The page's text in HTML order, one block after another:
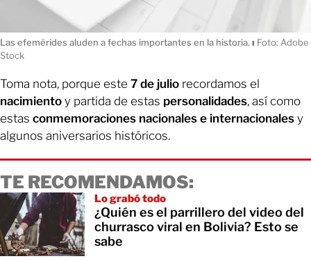
Las efemérides aluden a fechas importantes en la historia. ı Foto: Adobe
Stock
Toma nota, porque este 7 de julio recordamos el
nacimiento y partida de estas personalidades, así como
estas conmemoraciones nacionales e internacionales y
algunos aniversarios históricos.
TE RECOMENDAMOS:
Lo grabó todo
¿Quién es el parrillero del video del
churrasco viral en Bolivia? Esto se
sabe